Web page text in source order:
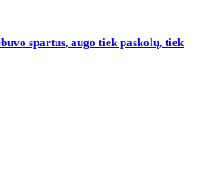
spartus, augo tiek paskolų, tiek